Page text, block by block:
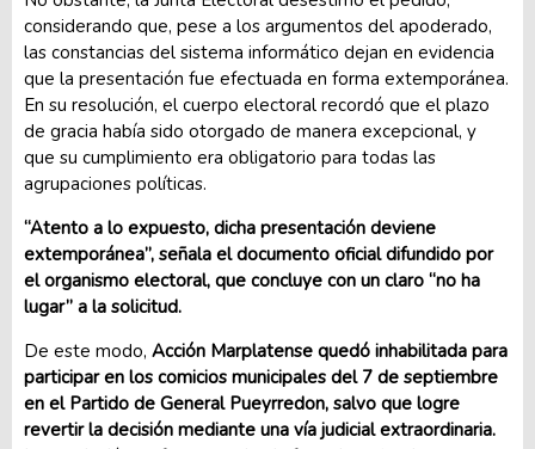
considerando que, pese a los argumentos del apoderado,
las constancias del sistema informático dejan en evidencia
que la presentación fue efectuada en forma extemporánea.
En su resolución, el cuerpo electoral recordó que el plazo
de gracia había sido otorgado de manera excepcional, y
que su cumplimiento era obligatorio para todas las
agrupaciones políticas.
“Atento a lo expuesto, dicha presentación deviene
extemporánea”, señala el documento oficial difundido por
el organismo electoral, que concluye con un claro “no ha
lugar” a la solicitud.
De este modo, Acción Marplatense quedó inhabilitada para
participar en los comicios municipales del 7 de septiembre
en el Partido de General Pueyrredon, salvo que logre
revertir la decisión mediante una vía judicial extraordinaria.